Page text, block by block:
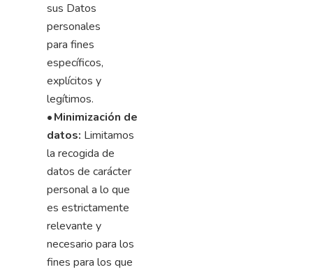
sus Datos
personales
para fines
específicos,
explícitos y
legítimos.
•Minimización de
datos: Limitamos
la recogida de
datos de carácter
personal a lo que
es estrictamente
relevante y
necesario para los
fines para los que